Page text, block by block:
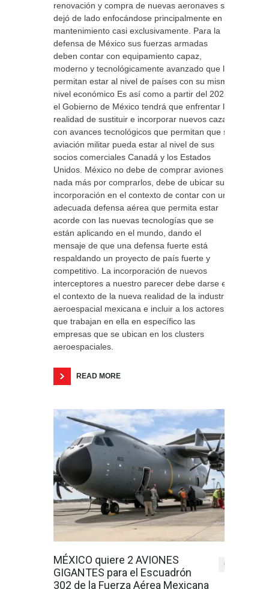
renovación y compra de nuevas aeronaves se
dejó de lado enfocándose principalmente en el
mantenimiento casi exclusivamente. Para la
defensa de México sus fuerzas armadas
deben contar con equipamiento capaz,
moderno y tecnológicamente avanzado que le
permitan estar al nivel de países con su mismo
nivel económico Es así como a partir del 2025
el Gobierno de México tendrá que enfrentar la
realidad de sustituir e incorporar nuevos cazas
con avances tecnológicos que permitan que su
aviación militar pueda estar al nivel de sus
socios comerciales Canadá y los Estados
Unidos. México no debe de comprar aviones
nada más por comprarlos, debe de ubicar su
incorporación en el contexto de contar con una
adecuada defensa aérea que permita estar
acorde con las nuevas tecnologías que se
están aplicando en el mundo, dando el
mensaje de que una defensa fuerte está
respaldando un proyecto de país fuerte y
competitivo. La incorporación de nuevos
interceptores a nuestro parecer debe darse en
el contexto de la nueva realidad de la industria
aeroespacial mexicana e incluir a los actores
que trabajan en ella en específico las
empresas que se ubican en los clusters
aeroespaciales.
READ MORE
MÉXICO quiere 2 AVIONES
GIGANTES para el Escuadrón
302 de la Fuerza Aérea Mexicana
0